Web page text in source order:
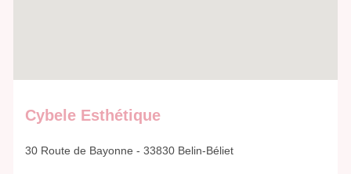
Cybele Esthétique
30 Route de Bayonne - 33830 Belin-Béliet